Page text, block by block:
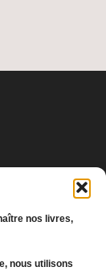
nos livres,
nous utilisons